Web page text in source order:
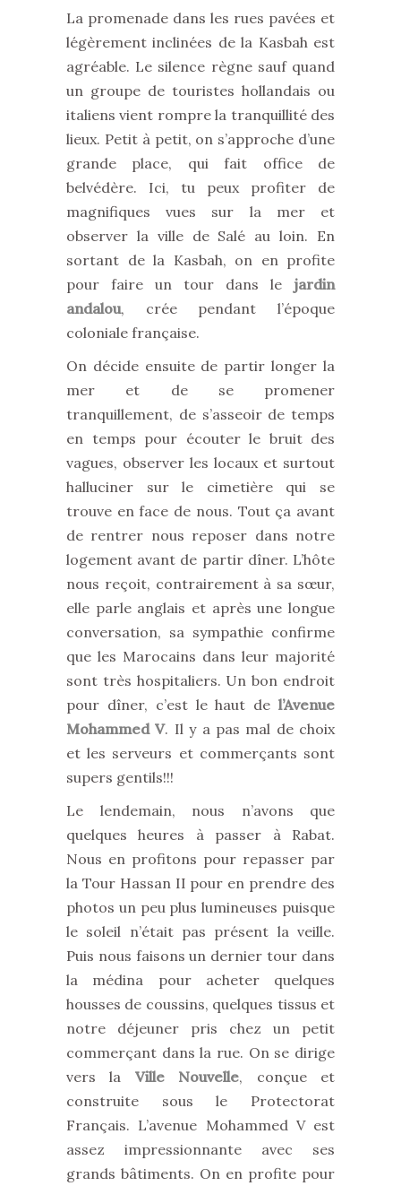
La promenade dans les rues pavées et
légèrement inclinées de la Kasbah est
agréable. Le silence règne sauf quand
un groupe de touristes hollandais ou
italiens vient rompre la tranquillité des
lieux. Petit à petit, on s’approche d’une
grande place, qui fait office de
belvédère. Ici, tu peux profiter de
magnifiques vues sur la mer et
observer la ville de Salé au loin. En
sortant de la Kasbah, on en profite
pour faire un tour dans le jardin
andalou, crée pendant l’époque
coloniale française.
On décide ensuite de partir longer la
mer et de se promener
tranquillement, de s’asseoir de temps
en temps pour écouter le bruit des
vagues, observer les locaux et surtout
halluciner sur le cimetière qui se
trouve en face de nous. Tout ça avant
de rentrer nous reposer dans notre
logement avant de partir dîner. L’hôte
nous reçoit, contrairement à sa sœur,
elle parle anglais et après une longue
conversation, sa sympathie confirme
que les Marocains dans leur majorité
sont très hospitaliers. Un bon endroit
pour dîner, c’est le haut de l’Avenue
Mohammed V. Il y a pas mal de choix
et les serveurs et commerçants sont
supers gentils!!!
Le lendemain, nous n’avons que
quelques heures à passer à Rabat.
Nous en profitons pour repasser par
la Tour Hassan II pour en prendre des
photos un peu plus lumineuses puisque
le soleil n’était pas présent la veille.
Puis nous faisons un dernier tour dans
la médina pour acheter quelques
housses de coussins, quelques tissus et
notre déjeuner pris chez un petit
commerçant dans la rue. On se dirige
vers la Ville Nouvelle, conçue et
construite sous le Protectorat
Français. L’avenue Mohammed V est
assez impressionnante avec ses
grands bâtiments. On en profite pour